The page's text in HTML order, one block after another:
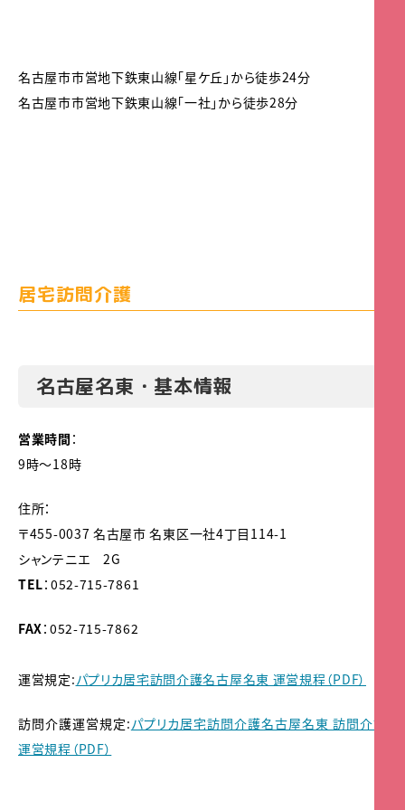
名古屋市市営地下鉄東山線「星ケ丘」から徒歩24分
名古屋市市営地下鉄東山線「一社」から徒歩28分
居宅訪問介護
名古屋名東・基本情報
営業時間 ：
9時～18時
住所：
〒455-0037 名古屋市 名東区一社4丁目114-1
シャンテニエ 2G
TEL：052-715-7861
FAX：052-715-7862
運営規定: パプリカ居宅訪問介護名古屋名東 運営規程（PDF）
訪問介護運営規定: パプリカ居宅訪問介護名古屋名東 訪問介護
運営規程（PDF）